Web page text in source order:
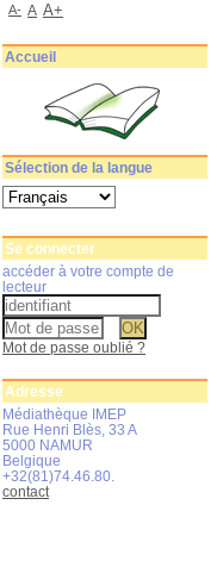
A- A A+
Accueil
Sélection de la langue
Se connecter
accéder à votre compte de
lecteur
Mot de passe oublié ?
Adresse
Médiathèque IMEP
Rue Henri Blès, 33 A
5000 NAMUR
Belgique
+32(81)74.46.80.
contact